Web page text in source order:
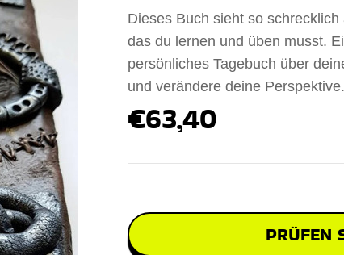
Dieses Buch sieht so
das du lernen und üben musst.
persönliches Tagebuch über
und verändere deine Perspektive.
€63,40
PRÜFEN